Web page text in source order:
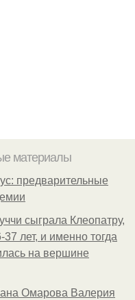
материалы
предварительные
сыграла Клеопатру,
лет, и именно тогда
на вершине
Омарова Валерия